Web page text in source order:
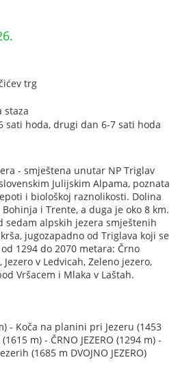
trg
staza
sati hoda, drugi dan 6-7 sati hoda
- smještena unutar NP Triglav
Julijskim Alpama, poznata
i biološkoj raznolikosti. Dolina
i Trente, a duga je oko 8 km.
sedam alpskih jezera smještenih
jugozapadno od Triglava koji se
1294 do 2070 metara: Črno
v Ledvicah, Zeleno jezero,
Vršacem i Mlaka v Laštah.
- Koča na planini pri Jezeru (1453
m) - ČRNO JEZERO (1294 m) -
(1685 m DVOJNO JEZERO)